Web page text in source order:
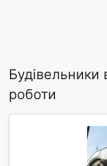
Будівельники
роботи